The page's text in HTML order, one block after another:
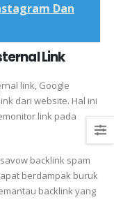
Dan
Link
link, Google
dari website. Hal ini
link pada
backlink spam
berdampak buruk
backlink yang